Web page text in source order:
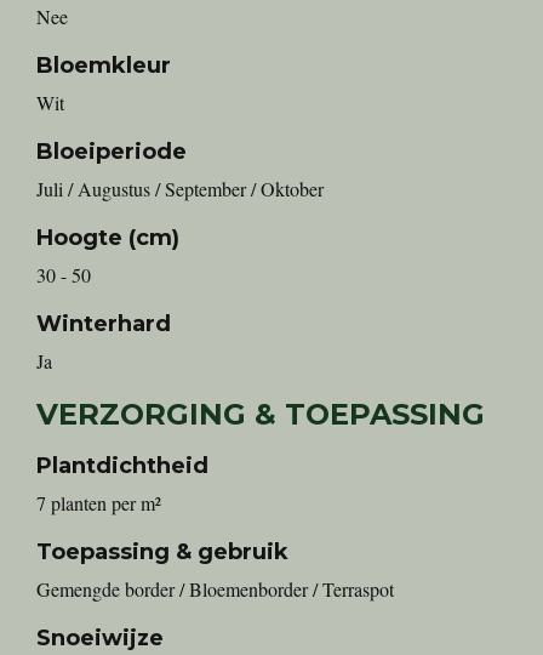
Nee
Bloemkleur
Wit
Bloeiperiode
Juli / Augustus / September / Oktober
Hoogte (cm)
30 - 50
Winterhard
Ja
VERZORGING & TOEPASSING
Plantdichtheid
7 planten per m²
Toepassing & gebruik
Gemengde border / Bloemenborder / Terraspot
Snoeiwijze